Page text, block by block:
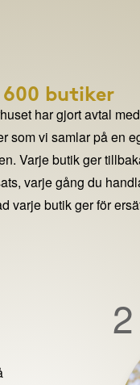
butiker
har gjort avtal
som vi samlar på en
Varje butik ger
varje gång du
varje butik ger för
2